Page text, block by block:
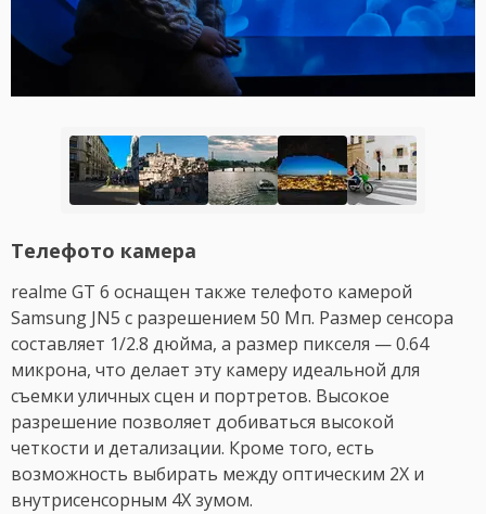
Телефото камера
realme GT 6 оснащен также телефото камерой
Samsung JN5 с разрешением 50 Мп. Размер сенсора
составляет 1/2.8 дюйма, а размер пикселя — 0.64
микрона, что делает эту камеру идеальной для
съемки уличных сцен и портретов. Высокое
разрешение позволяет добиваться высокой
четкости и детализации. Кроме того, есть
возможность выбирать между оптическим 2X и
внутрисенсорным 4X зумом.